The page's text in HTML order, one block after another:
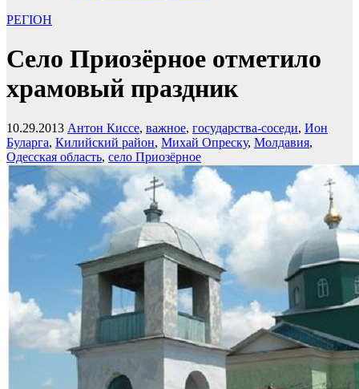
РЕГІОН
Село Приозёрное отметило
храмовый праздник
10.29.2013 Антон Киссе, важное, государства-соседи, Ион
Буларга, Килийский район, Михай Опреску, Молдавия,
Одесская область, село Приозёрное